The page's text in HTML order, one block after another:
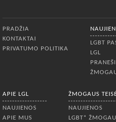
PRADŽIA
KONTAKTAI
PRIVATUMO POLITIKA
LGBT
LGL
APIE LGL
NAUJIENOS
APIE MUS
ŽMOGAUS
NAUJIENOS
LGBT*